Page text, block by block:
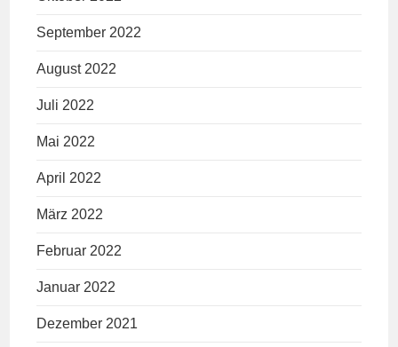
September 2022
August 2022
Juli 2022
Mai 2022
April 2022
März 2022
Februar 2022
Januar 2022
Dezember 2021